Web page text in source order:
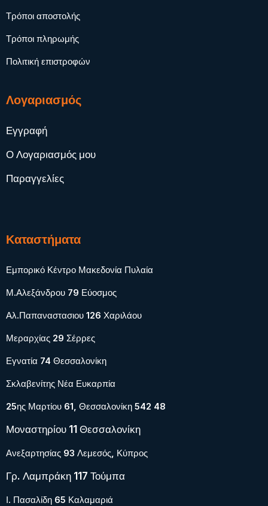
Τρόποι αποστολής
Τρόποι πληρωμής
Πολιτική επιστροφών
Λογαριασμός
Εγγραφή
Ο Λογαριασμός μου
Παραγγελίες
Καταστήματα
Εμπορικό Κέντρο Μακεδονία Πυλαία
Μ.Αλεξάνδρου 79 Εύοσμος
Αλ.Παπαναστασιου 126 Χαριλάου
Μεραρχίας 29 Σέρρες
Εγνατία 74 Θεσσαλονίκη
Σκλαβενίτης Νέα Ευκαρπία
25ης Μαρτίου 61, Θεσσαλονίκη 542 48
Μοναστηρίου 11 Θεσσαλονίκη
Ανεξαρτησίας 93 Λεμεσός, Κύπρος
Γρ. Λαμπράκη 117 Τούμπα
Ι. Πασαλίδη 65 Καλαμαριά